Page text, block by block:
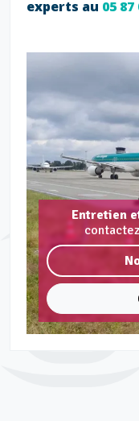
experts au 05 87
Entretien